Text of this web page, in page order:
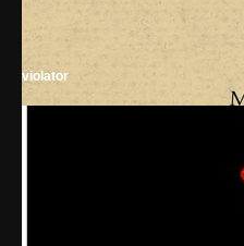
violator